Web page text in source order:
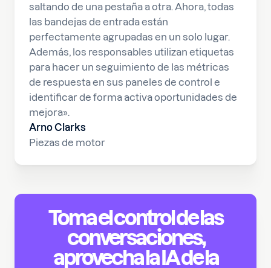
saltando de una pestaña a otra. Ahora, todas
las bandejas de entrada están
perfectamente agrupadas en un solo lugar.
Además, los responsables utilizan etiquetas
para hacer un seguimiento de las métricas
de respuesta en sus paneles de control e
identificar de forma activa oportunidades de
mejora».
Arno Clarks
Piezas de motor
Toma el control de las
conversaciones,
aprovecha la IA de la